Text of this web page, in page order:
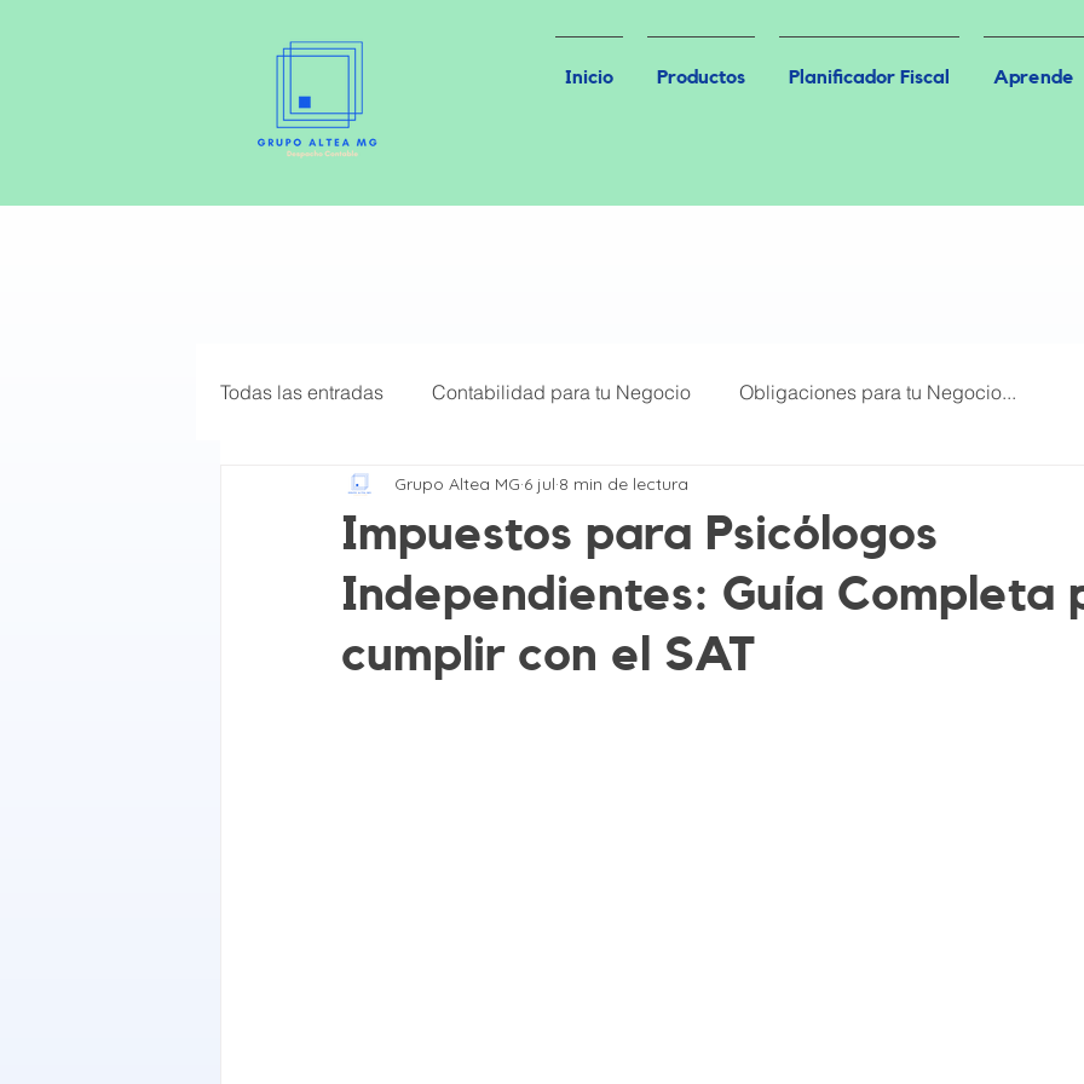
Inicio Productos Planificador Fiscal Aprende
Todas las entradas Contabilidad para tu Negocio Obligaciones para tu Negocio...
Elige el mejor Régimen Fiscal Más Leídos
Impuestos para Psicólogos
Independientes: Guía Completa
cumplir con el SAT
Grupo Altea MG 6 jul 8 min de lectura